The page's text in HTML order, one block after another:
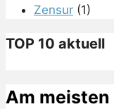
Zensur (1)
TOP 10 aktuell
Am meisten